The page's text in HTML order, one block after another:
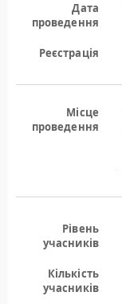
Дата
проведення
Реєстрація
Місце
проведення
Рівень
учасників
Кількість
учасників